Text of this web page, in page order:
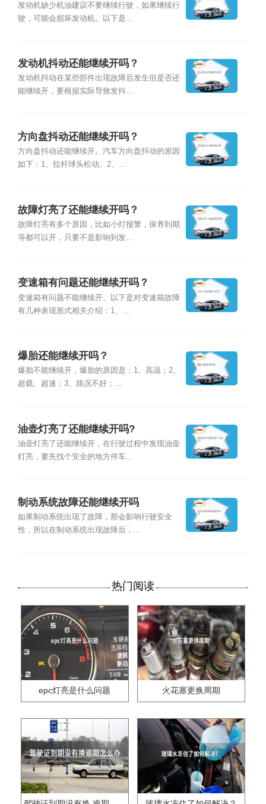
发动机缺少机油建议不要继续行驶，如果继续行
驶，可能会损坏发动机。以下是...
发动机抖动还能继续开吗？
发动机抖动在某些部件出现故障后发生但是否还
能继续开，要根据实际导致发抖...
方向盘抖动还能继续开吗？
方向盘抖动还能继续开。汽车方向盘抖动的原因
如下：1、拉杆球头松动。2、...
故障灯亮了还能继续开吗？
故障灯亮有多个原因，比如小灯报警，保养到期
等都可以开，只要不是影响到发...
变速箱有问题还能继续开吗？
变速箱有问题不能继续开。以下是对变速箱故障
有几种表现形式相关介绍：1、...
爆胎还能继续开吗？
爆胎不能继续开，爆胎的原因是：1、高温；2、
超载、超速；3、路况不好；...
油壶灯亮了还能继续开吗?
油壶灯亮了还能继续开，在行驶过程中发现油壶
灯亮，要先找个安全的地方停车...
制动系统故障还能继续开吗
如果制动系统出现了故障，那会影响行驶安全
性，所以在制动系统出现故障后，...
热门阅读
epc灯亮是什么问题 火花塞更换周期